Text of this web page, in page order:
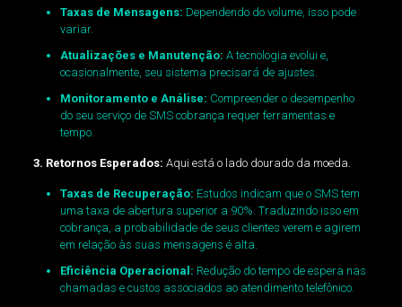
Taxas de Mensagens: Dependendo do volume, isso pode
variar.
Atualizações e Manutenção: A tecnologia evolui e,
ocasionalmente, seu sistema precisará de ajustes.
Monitoramento e Análise: Compreender o desempenho
do seu serviço de SMS cobrança requer ferramentas e
tempo.
3. Retornos Esperados: Aqui está o lado dourado da moeda.
Taxas de Recuperação: Estudos indicam que o SMS tem
uma taxa de abertura superior a 90%. Traduzindo isso em
cobrança, a probabilidade de seus clientes verem e agirem
em relação às suas mensagens é alta.
Eficiência Operacional: Redução do tempo de espera nas
chamadas e custos associados ao atendimento telefônico.